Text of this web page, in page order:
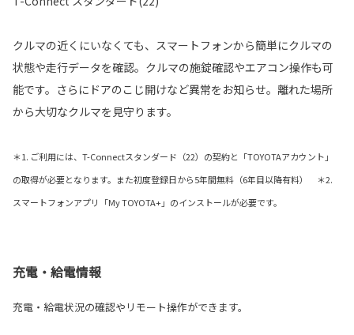
クルマの近くにいなくても、スマートフォンから簡単にクルマの
状態や走行データを確認。クルマの施錠確認やエアコン操作も可
能です。さらにドアのこじ開けなど異常をお知らせ。離れた場所
から大切なクルマを見守ります。
＊1. ご利用には、T-Connectスタンダード（22）の契約と「TOYOTAアカウント」
の取得が必要となります。また初度登録日から5年間無料（6年目以降有料） ＊2.
スマートフォンアプリ「My TOYOTA+」のインストールが必要です。
充電・給電情報
充電・給電状況の確認やリモート操作ができます。